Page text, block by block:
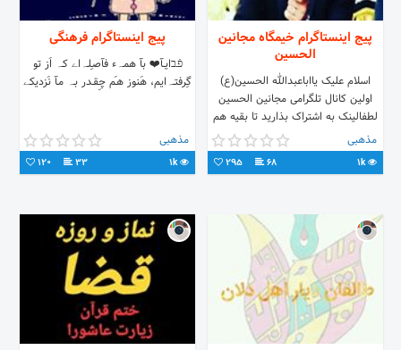
پیج اینستاگرام خیمگاه مجانین
الحسین
اسلام علیک یااباعبدالله الحسین(ع)
اولین کانال تلگرامی مجانین الحسین
لطفالینک به اشتراک بذارید تا بقیه هم
واردکانال شن #هماهنگی_جلسات
#تصاویر_ویدیو و..
مذهبی
1k
68
295
پیج اینستاگرام فرهنگی
פֿـבایــآ❤️ بآ همـﮧء فآصـِلـﮧاے کـﮧ اَز تو
گِرفتــﮧایم، هَنوز هـَم چِقـدر بـﮧ مـآ نَزدیکے
مذهبی
1k
33
120